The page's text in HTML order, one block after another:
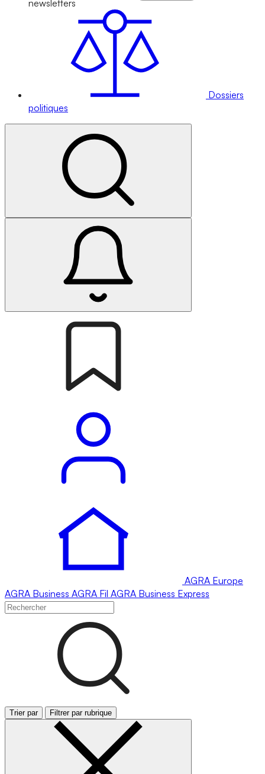
newsletters
Dossiers
politiques
AGRA Europe
AGRA Business AGRA Fil AGRA Business Express
Trier par Filtrer par rubrique